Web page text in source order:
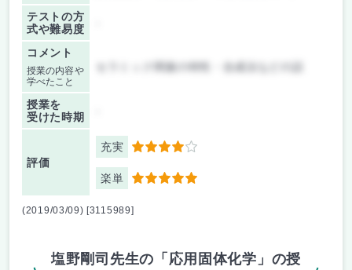
テストの方
式や難易度
コメント
授業の内容や
学べたこと
セラミック関連の特性・合成法などの話
授業を
受けた時期
評価
充実 4
楽単 5
(2019/03/09) [3115989]
塩野剛司先生の「応用固体化学」の授